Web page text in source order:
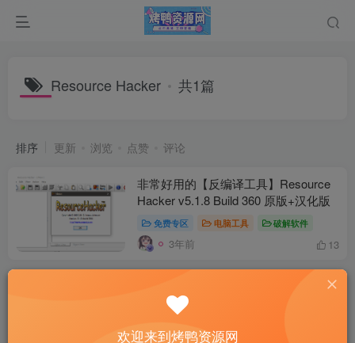
Resource Hacker 共1篇
排序 更新 浏览 点赞 评论
非常好用的【反编译工具】Resource
Hacker v5.1.8 Build 360 原版+汉化版
免费专区 电脑工具 破解软件
3年前 13
欢迎来到烤鸭资源网